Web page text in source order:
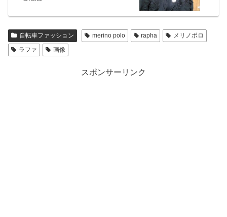
自転車ファッション merino polo rapha
メリノポロ
ラファ
画像
スポンサーリンク